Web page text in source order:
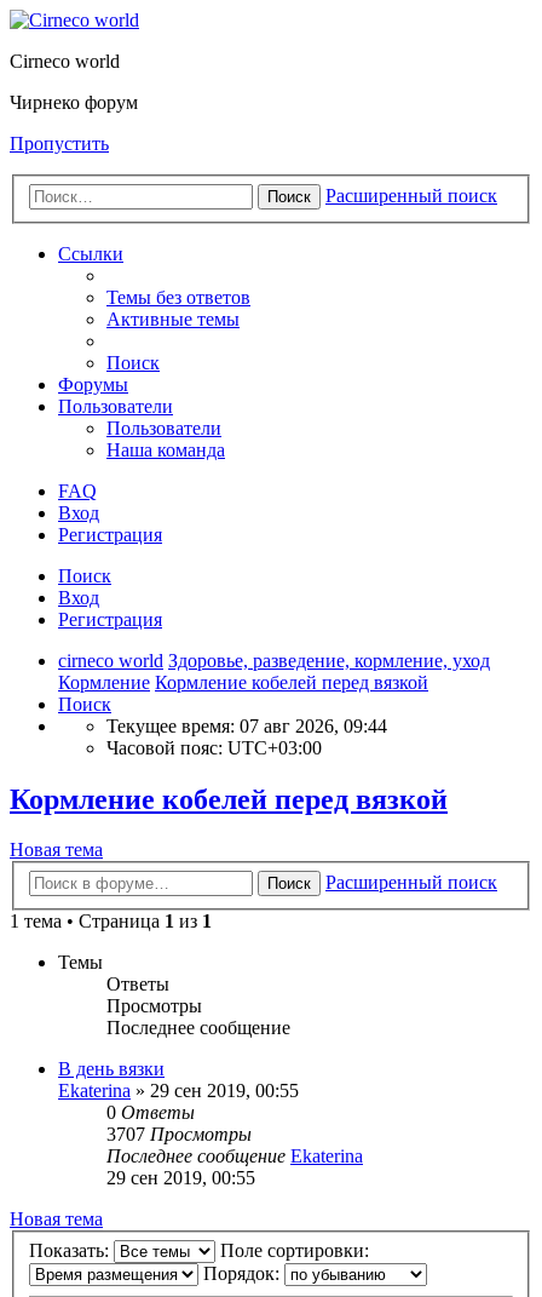
Cirneco world
Чирнеко форум
Пропустить
Поиск Расширенный поиск
Ссылки
Темы без ответов
Активные темы
Поиск
Форумы
Пользователи
Пользователи
Наша команда
FAQ
Вход
Регистрация
Поиск
Вход
Регистрация
cirneco world Здоровье, разведение, кормление, уход
Кормление Кормление кобелей перед вязкой
Поиск
Текущее время: 07 авг 2026, 09:44
Часовой пояс: UTC+03:00
Кормление кобелей перед вязкой
Новая тема
Поиск
Расширенный поиск
1 тема • Страница 1 из 1
Темы
Ответы
Просмотры
Последнее сообщение
В день вязки
Ekaterina » 29 сен 2019, 00:55
0 Ответы
3707 Просмотры
Последнее сообщение Ekaterina
29 сен 2019, 00:55
Новая тема
Показать:
Поле сортировки:
Порядок: